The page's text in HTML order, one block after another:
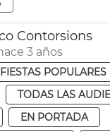
Contorsions
3 años
POPULARES
TODAS LAS
EN PORTADA